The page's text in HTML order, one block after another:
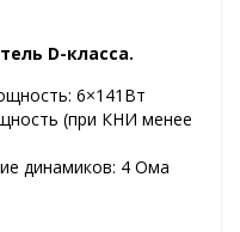
D-класса.
6×141Вт
(при КНИ менее
динамиков: 4 Ома